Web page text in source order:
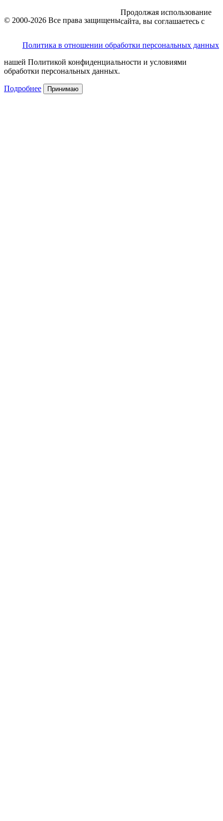
© 2000-2026 Все права защищены
Политика в отношении обработки персональных данных
Продолжая использование
сайта, вы соглашаетесь с
нашей Политикой конфиденциальности и условиями
обработки персональных данных.
Подробнее Принимаю